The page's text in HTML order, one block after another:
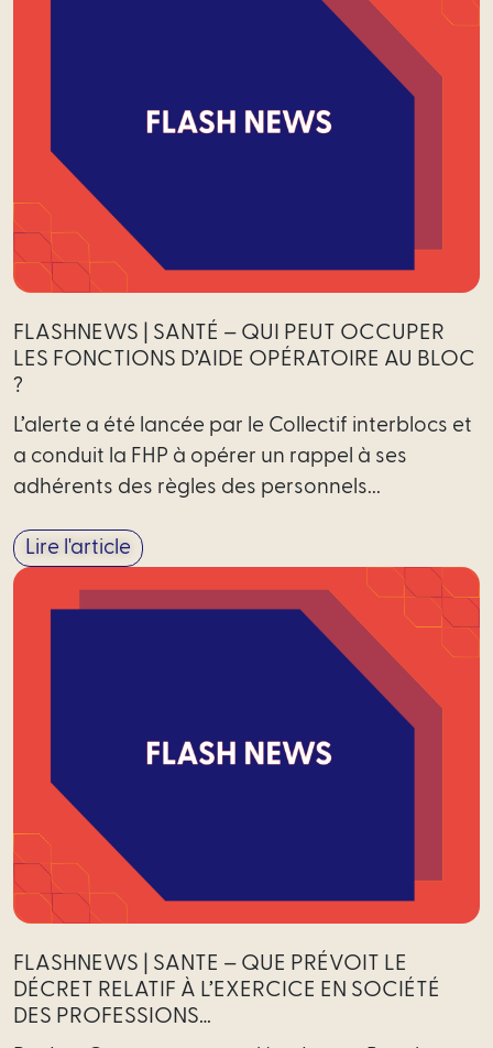
FLASHNEWS | SANTÉ – QUI PEUT OCCUPER
LES FONCTIONS D’AIDE OPÉRATOIRE AU BLOC
?
L’alerte a été lancée par le Collectif interblocs et
a conduit la FHP à opérer un rappel à ses
adhérents des règles des personnels...
Lire l'article
FLASHNEWS | SANTE – QUE PRÉVOIT LE
DÉCRET RELATIF À L’EXERCICE EN SOCIÉTÉ
DES PROFESSIONS…